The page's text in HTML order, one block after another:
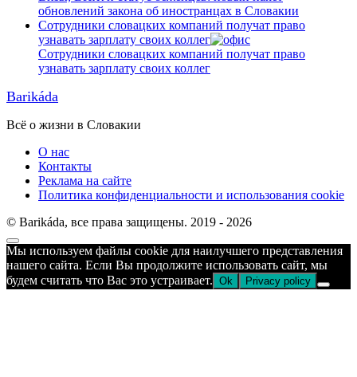
обновлений закона об иностранцах в Словакии
Сотрудники словацких компаний получат право
узнавать зарплату своих коллег
Сотрудники словацких компаний получат право
узнавать зарплату своих коллег
Barikáda
Всё о жизни в Словакии
О нас
Контакты
Реклама на сайте
Политика конфиденциальности и использования cookie
© Barikáda, все права защищены. 2019 - 2026
Прокрутка
к
верху
Мы используем файлы cookie для наилучшего представления
нашего сайта. Если Вы продолжите использовать сайт, мы
будем считать что Вас это устраивает. Ok Privacy policy